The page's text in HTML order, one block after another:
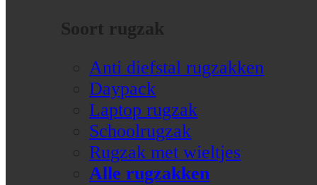
Soort rugzak
Anti diefstal rugzakken
Daypack
Laptop rugzak
Schoolrugzak
Rugzak met wieltjes
Alle rugzakken